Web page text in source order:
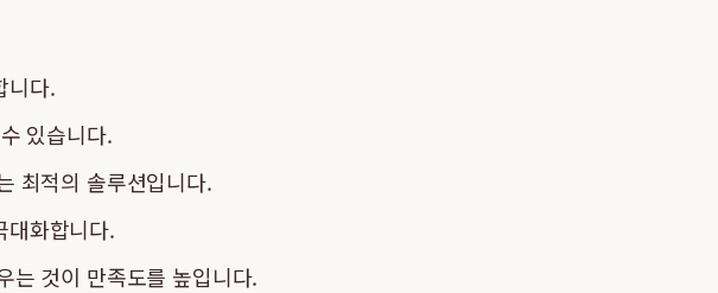
니다.
있습니다.
최적의 솔루션입니다.
대화합니다.
는 것이 만족도를 높입니다.